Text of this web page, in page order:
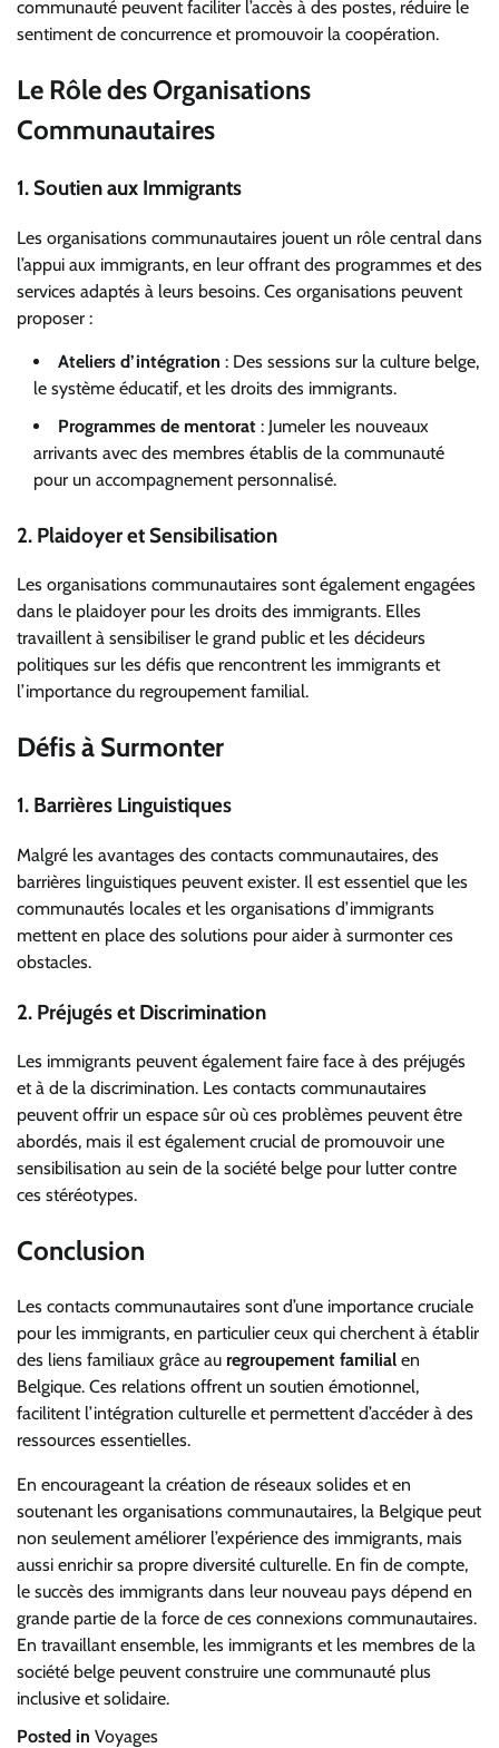
communauté peuvent faciliter l’accès à des postes, réduire le
sentiment de concurrence et promouvoir la coopération.
Le Rôle des Organisations
Communautaires
1. Soutien aux Immigrants
Les organisations communautaires jouent un rôle central dans
l’appui aux immigrants, en leur offrant des programmes et des
services adaptés à leurs besoins. Ces organisations peuvent
proposer :
Ateliers d’intégration : Des sessions sur la culture belge,
le système éducatif, et les droits des immigrants.
Programmes de mentorat : Jumeler les nouveaux
arrivants avec des membres établis de la communauté
pour un accompagnement personnalisé.
2. Plaidoyer et Sensibilisation
Les organisations communautaires sont également engagées
dans le plaidoyer pour les droits des immigrants. Elles
travaillent à sensibiliser le grand public et les décideurs
politiques sur les défis que rencontrent les immigrants et
l’importance du regroupement familial.
Défis à Surmonter
1. Barrières Linguistiques
Malgré les avantages des contacts communautaires, des
barrières linguistiques peuvent exister. Il est essentiel que les
communautés locales et les organisations d’immigrants
mettent en place des solutions pour aider à surmonter ces
obstacles.
2. Préjugés et Discrimination
Les immigrants peuvent également faire face à des préjugés
et à de la discrimination. Les contacts communautaires
peuvent offrir un espace sûr où ces problèmes peuvent être
abordés, mais il est également crucial de promouvoir une
sensibilisation au sein de la société belge pour lutter contre
ces stéréotypes.
Conclusion
Les contacts communautaires sont d’une importance cruciale
pour les immigrants, en particulier ceux qui cherchent à établir
des liens familiaux grâce au regroupement familial en
Belgique. Ces relations offrent un soutien émotionnel,
facilitent l’intégration culturelle et permettent d’accéder à des
ressources essentielles.
En encourageant la création de réseaux solides et en
soutenant les organisations communautaires, la Belgique peut
non seulement améliorer l’expérience des immigrants, mais
aussi enrichir sa propre diversité culturelle. En fin de compte,
le succès des immigrants dans leur nouveau pays dépend en
grande partie de la force de ces connexions communautaires.
En travaillant ensemble, les immigrants et les membres de la
société belge peuvent construire une communauté plus
inclusive et solidaire.
Posted in Voyages